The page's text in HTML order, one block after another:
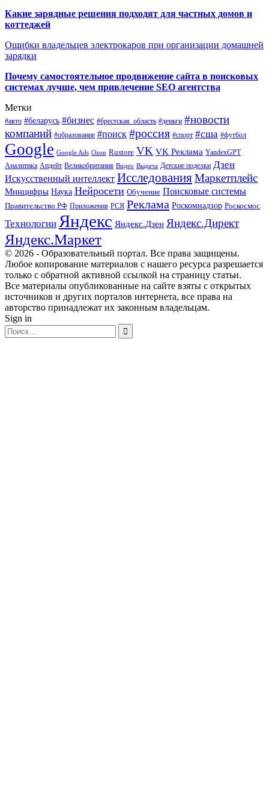
Какие зарядные решения подходят для частных домов и
коттеджей
Ошибки владельцев электрокаров при организации домашней
зарядки
Почему самостоятельное продвижение сайта в поисковых
системах лучше, чем привлечение SEO агентства
Метки
#авто #беларусь #бизнес #брестская_область #деньги #новости
компаний #образование #поиск #россия #спорт #сша #футбол
Google Google Ads Ozon Rustore VK VK Реклама YandexGPT
Аналитика Апдейт Великобритания Видео Выдача Детские поделки Дзен
Искусственный интеллект ИсследованияМаркетплейс
Минцифры Наука Нейросети Обучение Поисковые системы
Правительство РФ Приложения РСЯ Реклама Роскомнадзор Роскосмос
Технологии Яндекс Яндекс.Дзен Яндекс.Директ
Яндекс.Маркет
© 2026 - Образовательный портал. Все права защищены.
Любое копирование материалов с нашего ресурса разрешается
только с обратной активной ссылкой на страницу статьи.
Все материалы опубликованные на сайте взяты с открытых
источников и других порталов интернета, все права на
авторство принадлежат их законным владельцам.
Sign in